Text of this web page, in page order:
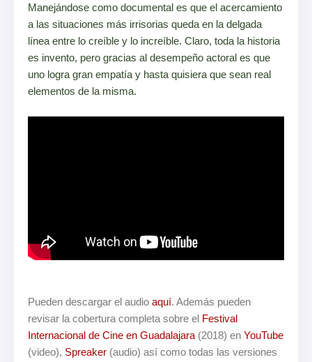
Manejándose como documental es que el acercamiento
a las situaciones más irrisorias queda en la delgada
línea entre lo creíble y lo increíble. Claro, toda la historia
es invento, pero gracias al desempeño actoral es que
uno logra gran empatía y hasta quisiera que sean real
elementos de la misma.
Pueden descargar el audio aquí. Además pueden
revisar la cobertura completa sobre el Festival
Internacional de Cine en Guadalajara (2018) en YouTube
(video), Spreaker (audio) así como todas las versiones